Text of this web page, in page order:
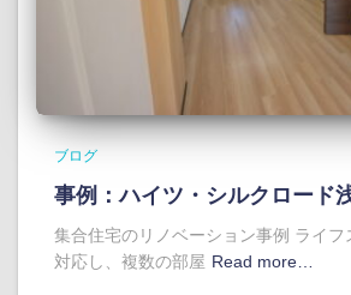
ブログ
事例：ハイツ・シルクロード
集合住宅のリノベーション事例 ライフ
対応し、複数の部屋 Read more…